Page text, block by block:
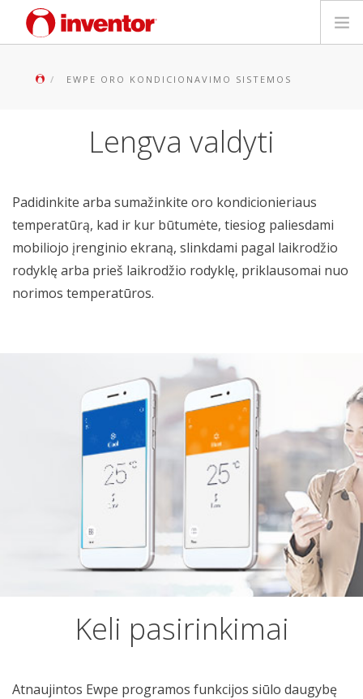
Parduotuvių paieška
Paieška
EWPE ORO KONDICIONAVIMO SISTEMOS
Lengva valdyti
Padidinkite arba sumažinkite oro kondicionieriaus
temperatūrą, kad ir kur būtumėte, tiesiog paliesdami
mobiliojo įrenginio ekraną, slinkdami pagal laikrodžio
rodyklę arba prieš laikrodžio rodyklę, priklausomai nuo
norimos temperatūros.
Keli pasirinkimai
Atnaujintos Ewpe programos funkcijos siūlo daugybę